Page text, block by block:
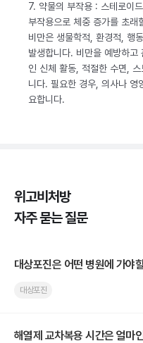
7. 약물의 부작용 : 스테로이
부작용으로 체중 증가를 초래
비만은 생물학적, 환경적, 행
발생합니다. 비만을 예방하고
인 신체 활동, 적절한 수면,
니다. 필요한 경우, 의사나 영
요합니다.
위고비처방
자주 묻는 질문
대상포진은 어떤 병원에 가야
대상포진
해열제 교차복용 시간은 얼마